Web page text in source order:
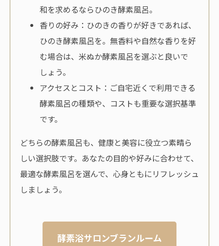
和を求めるならひのき酵素風呂。
香りの好み：ひのきの香りが好きであれば、
ひのき酵素風呂を。無香料や自然な香りを好
む場合は、米ぬか酵素風呂を選ぶと良いで
しょう。
アクセスとコスト：ご自宅近くで利用できる
酵素風呂の種類や、コストも重要な選択基準
です。
どちらの酵素風呂も、健康と美容に役立つ素晴ら
しい選択肢です。あなたの目的や好みに合わせて、
最適な酵素風呂を選んで、心身ともにリフレッシュ
しましょう。
酵素浴サロンブランルーム